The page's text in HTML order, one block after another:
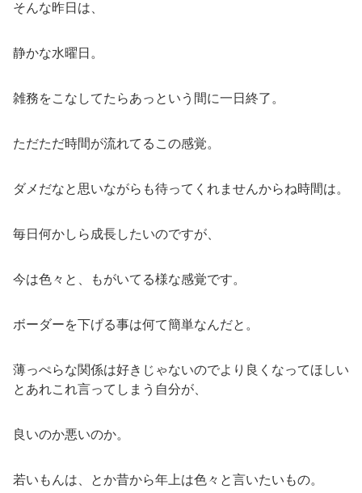
そんな昨日は、
静かな水曜日。
雑務をこなしてたらあっという間に一日終了。
ただただ時間が流れてるこの感覚。
ダメだなと思いながらも待ってくれませんからね時間は。
毎日何かしら成長したいのですが、
今は色々と、もがいてる様な感覚です。
ボーダーを下げる事は何て簡単なんだと。
薄っぺらな関係は好きじゃないのでより良くなってほしい
とあれこれ言ってしまう自分が、
良いのか悪いのか。
若いもんは、とか昔から年上は色々と言いたいもの。